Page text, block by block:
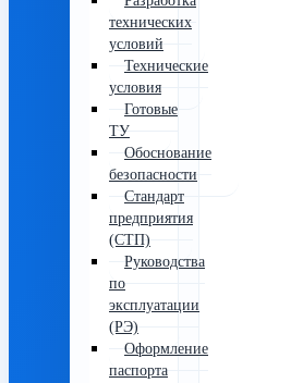
технических
условий
Технические
условия
Готовые
ТУ
Обоснование
безопасности
Стандарт
предприятия
(СТП)
Руководства
по
эксплуатации
(РЭ)
Оформление
паспорта